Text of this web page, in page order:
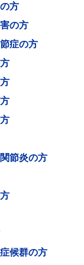
方
の方
症の方
節炎の方
候群の方